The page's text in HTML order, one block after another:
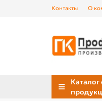
Контакты О
Каталог